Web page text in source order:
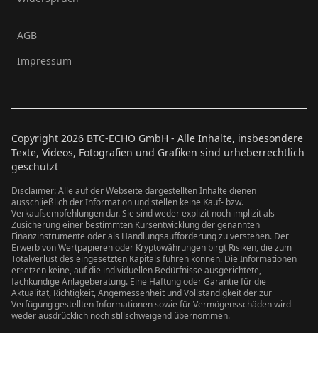
AGB
Impressum
Copyright 2026 BTC-ECHO GmbH - Alle Inhalte, insbesondere
Texte, Videos, Fotografien und Grafiken sind urheberrechtlich
geschützt
Disclaimer: Alle auf der Webseite dargestellten Inhalte dienen
ausschließlich der Information und stellen keine Kauf- bzw.
Verkaufsempfehlungen dar. Sie sind weder explizit noch implizit als
Zusicherung einer bestimmten Kursentwicklung der genannten
Finanzinstrumente oder als Handlungsaufforderung zu verstehen. Der
Erwerb von Wertpapieren oder Kryptowährungen birgt Risiken, die zum
Totalverlust des eingesetzten Kapitals führen können. Die Informationen
ersetzen keine, auf die individuellen Bedürfnisse ausgerichtete,
fachkundige Anlageberatung. Eine Haftung oder Garantie für die
Aktualität, Richtigkeit, Angemessenheit und Vollständigkeit der zur
Verfügung gestellten Informationen sowie für Vermögensschäden wird
weder ausdrücklich noch stillschweigend übernommen.